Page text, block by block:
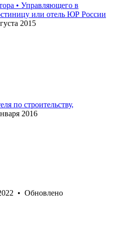
• Управляющего в
или отель ЮР России
2015
по строительству,
2016
• Обновлено